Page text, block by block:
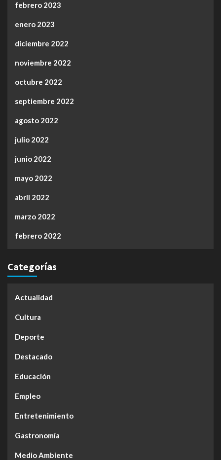
febrero 2023
enero 2023
diciembre 2022
noviembre 2022
octubre 2022
septiembre 2022
agosto 2022
julio 2022
junio 2022
mayo 2022
abril 2022
marzo 2022
febrero 2022
Categorías
Actualidad
Cultura
Deporte
Destacado
Educación
Empleo
Entretenimiento
Gastronomía
Medio Ambiente